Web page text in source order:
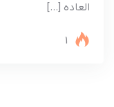
العاده […]
1